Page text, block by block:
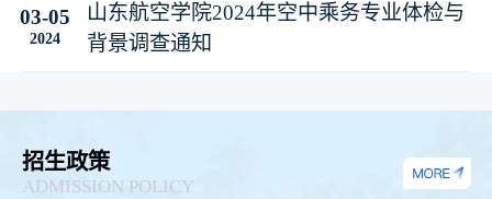
03-05
2024
山东航空学院2024年空中乘务专业体检与
背景调查通知
招生政策
ADMISSION POLICY